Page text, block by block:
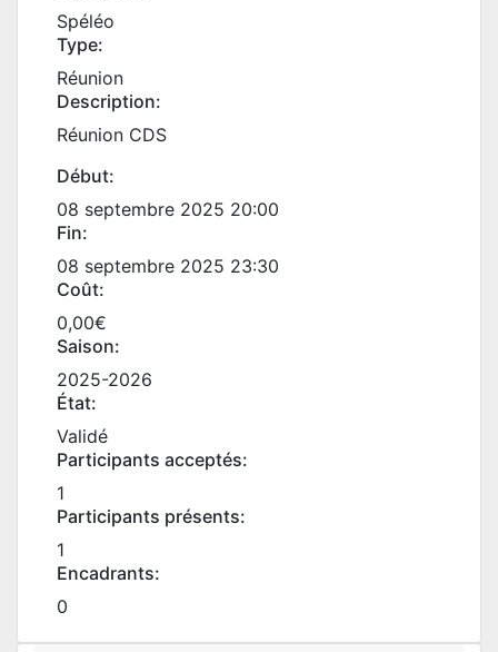
Spéléo
Type:
Réunion
Description:
Réunion CDS
Début:
08 septembre 2025 20:00
Fin:
08 septembre 2025 23:30
Coût:
0,00€
Saison:
2025-2026
État:
Validé
Participants acceptés:
1
Participants présents:
1
Encadrants:
0